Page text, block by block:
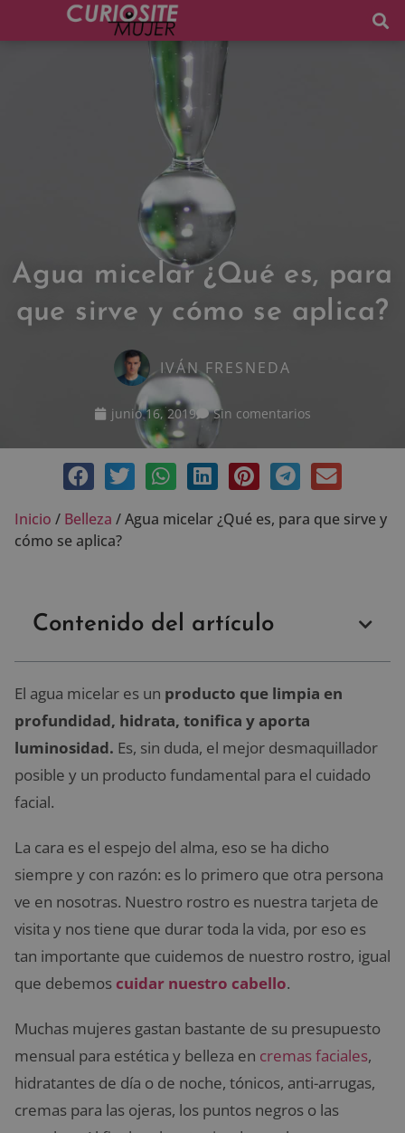
Agua micelar ¿Qué es, para
que sirve y cómo se aplica?
IVÁN FRESNEDA
junio 16, 2019 Sin comentarios
Inicio / Belleza /Agua micelar ¿Qué es, para que sirve y
cómo se aplica?
Contenido del artículo
El agua micelar es un producto que limpia en
profundidad, hidrata, tonifica y aporta
luminosidad. Es, sin duda, el mejor desmaquillador
posible y un producto fundamental para el cuidado
facial.
La cara es el espejo del alma, eso se ha dicho
siempre y con razón: es lo primero que otra persona
ve en nosotras. Nuestro rostro es nuestra tarjeta de
visita y nos tiene que durar toda la vida, por eso es
tan importante que cuidemos de nuestro rostro, igual
que debemos cuidar nuestro cabello.
Muchas mujeres gastan bastante de su presupuesto
mensual para estética y belleza en cremas faciales,
hidratantes de día o de noche, tónicos, anti-arrugas,
cremas para las ojeras, los puntos negros o las